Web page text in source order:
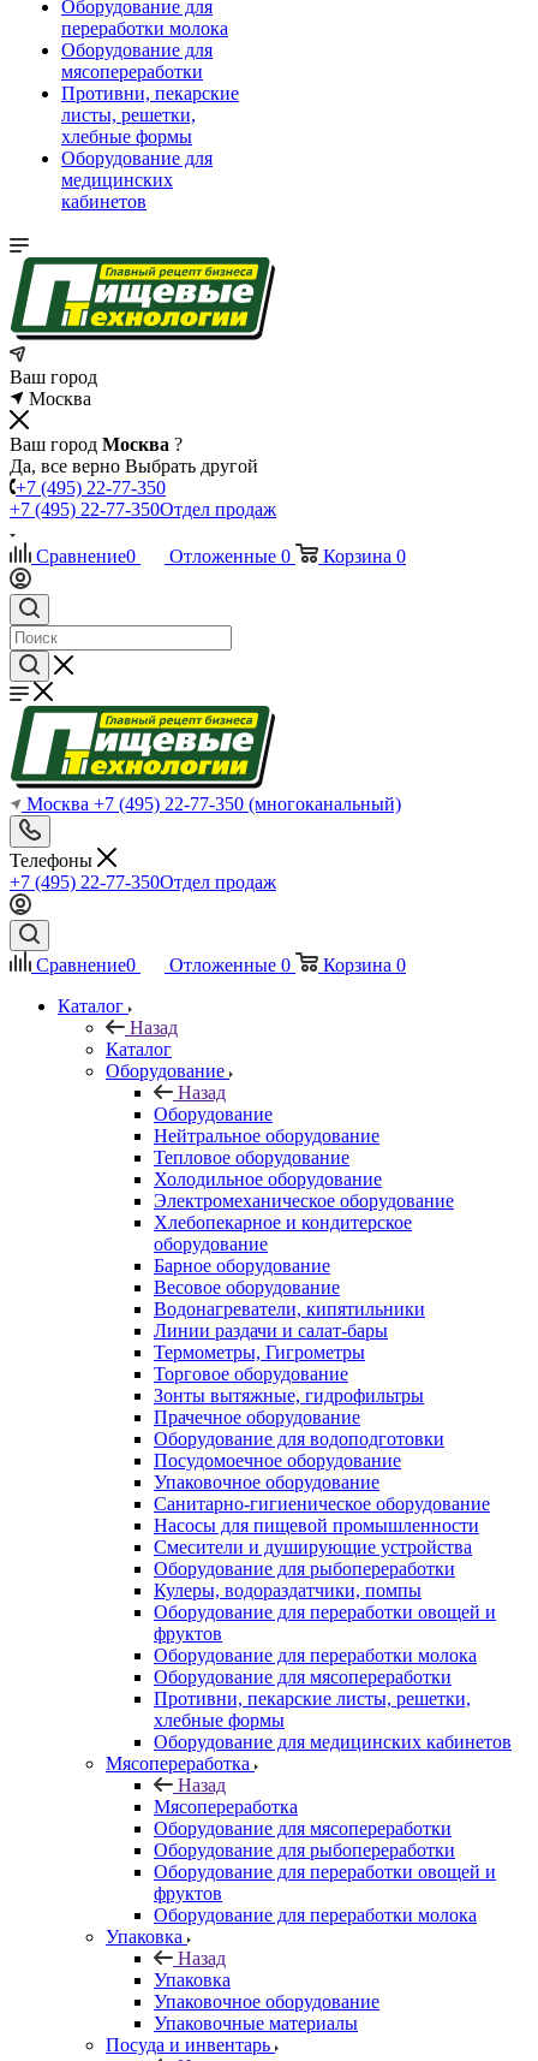
Оборудование для
переработки молока
Оборудование для
мясопереработки
Противни, пекарские
листы, решетки,
хлебные формы
Оборудование для
медицинских
кабинетов
Ваш город
Москва
Ваш город Москва ?
Да, все верно Выбрать другой
+7 (495) 22-77-350
+7 (495) 22-77-350Отдел продаж
Сравнение0 Отложенные 0 Корзина 0
Москва +7 (495) 22-77-350 (многоканальный)
Телефоны
+7 (495) 22-77-350Отдел продаж
Сравнение0 Отложенные 0 Корзина 0
Каталог
Назад
Каталог
Оборудование
Назад
Оборудование
Нейтральное оборудование
Тепловое оборудование
Холодильное оборудование
Электромеханическое оборудование
Хлебопекарное и кондитерское
оборудование
Барное оборудование
Весовое оборудование
Водонагреватели, кипятильники
Линии раздачи и салат-бары
Термометры, Гигрометры
Торговое оборудование
Зонты вытяжные, гидрофильтры
Прачечное оборудование
Оборудование для водоподготовки
Посудомоечное оборудование
Упаковочное оборудование
Санитарно-гигиеническое оборудование
Насосы для пищевой промышленности
Смесители и душирующие устройства
Оборудование для рыбопереработки
Кулеры, водораздатчики, помпы
Оборудование для переработки овощей и
фруктов
Оборудование для переработки молока
Оборудование для мясопереработки
Противни, пекарские листы, решетки,
хлебные формы
Оборудование для медицинских кабинетов
Мясопереработка
Назад
Мясопереработка
Оборудование для мясопереработки
Оборудование для рыбопереработки
Оборудование для переработки овощей и
фруктов
Оборудование для переработки молока
Упаковка
Назад
Упаковка
Упаковочное оборудование
Упаковочные материалы
Посуда и инвентарь